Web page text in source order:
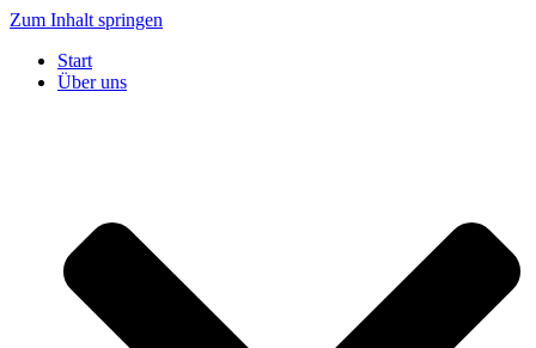
Zum Inhalt springen
Start
Über uns